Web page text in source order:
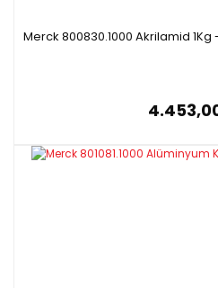
Merck 800830.1000 Akrilamid